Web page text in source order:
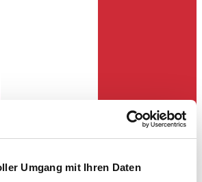
Umgang mit Ihren Daten